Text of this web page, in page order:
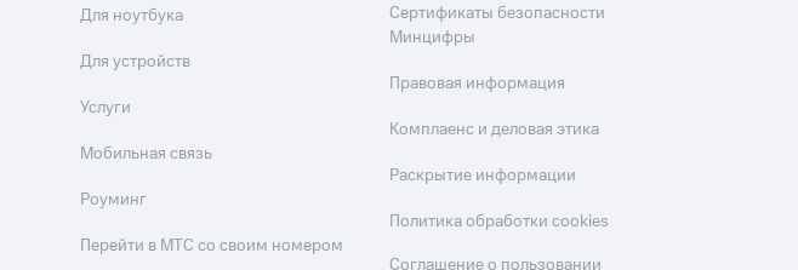
Для ноутбука
Для устройств
Услуги
Мобильная связь
Роуминг
Перейти в МТС со своим номером
Сертификаты безопасности
Минцифры
Правовая информация
Комплаенс и деловая этика
Раскрытие информации
Политика обработки cookies
Соглашение о пользовании